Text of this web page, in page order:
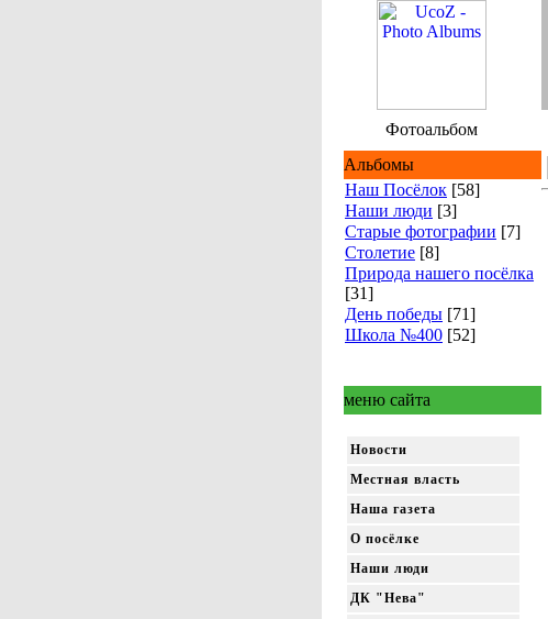
Фотоальбом
Альбомы
Наш Посёлок [58]
Наши люди [3]
Старые фотографии [7]
Столетие [8]
Природа нашего посёлка
[31]
День победы [71]
Школа №400 [52]
меню сайта
Новости
Местная власть
Наша газета
О посёлке
Наши люди
ДК "Нева"